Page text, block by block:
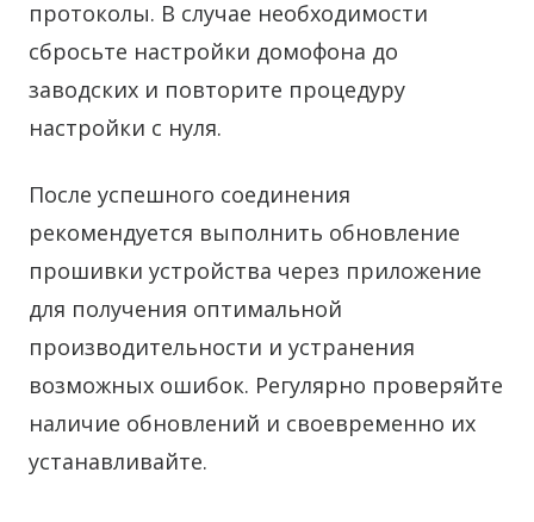
протоколы. В случае необходимости
сбросьте настройки домофона до
заводских и повторите процедуру
настройки с нуля.
После успешного соединения
рекомендуется выполнить обновление
прошивки устройства через приложение
для получения оптимальной
производительности и устранения
возможных ошибок. Регулярно проверяйте
наличие обновлений и своевременно их
устанавливайте.